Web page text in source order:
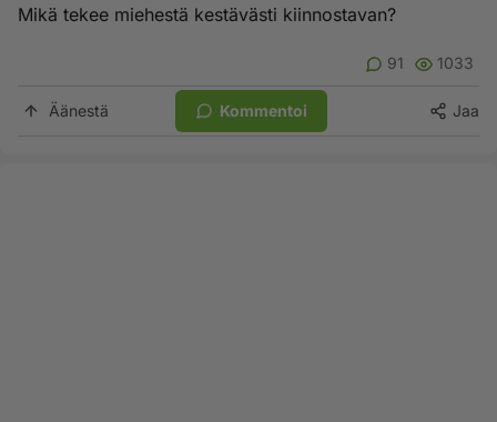
Mikä tekee miehestä kestävästi kiinnostavan?
91 1033
Äänestä Kommentoi Jaa